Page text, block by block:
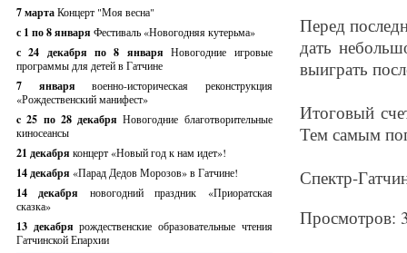
7 мартаКонцерт "Моя весна"
с 1 по 8 января Фестиваль «Новогодняя кутерьма»
с 24 декабря по 8 январяНовогодние игровые
программы для детей в Гатчине
7 январявоенно-историческая реконструкция
«Рождественский манифест»
c 25 по 28 декабряНовогодние благотворительные
киносеансы
21 декабря концерт «Новый год к нам идет»!
14 декабря «Парад Дедов Морозов» в Гатчине!
14 декабря новогодний праздник «Приоратская
сказка»
13 декабрярождественские образовательные чтения
Гатчинской Епархии
Перед
дать
выиграть
Итоговый
Тем самым
Спектр-
Просмотров: